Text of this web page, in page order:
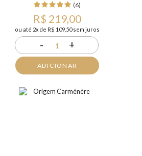
(6)
R$ 219,00
ou até 2x de R$ 109,50 sem juros
- 1 +
ADICIONAR